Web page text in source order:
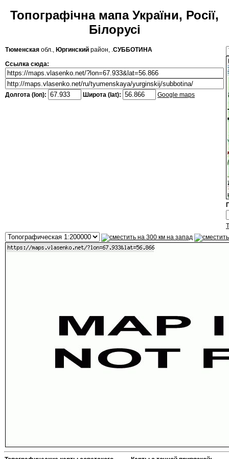
Топографічна мапа України, Росії,
Білорусі
Тюменская обл., Юргинский район, .СУББОТИНА
Ссылка сюда:
Долгота (lon): Широта (lat): Google maps